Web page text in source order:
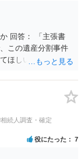
回答： 「主張書
この遺産分割事件
ほしいと思う、亡
い事情に関連して
提出できます。も
合、「非開示の希
ます。 ご質問：書
んが申立書の「申
対して意見があれ
由」のところに、
続人調査・確定
役にたった 7